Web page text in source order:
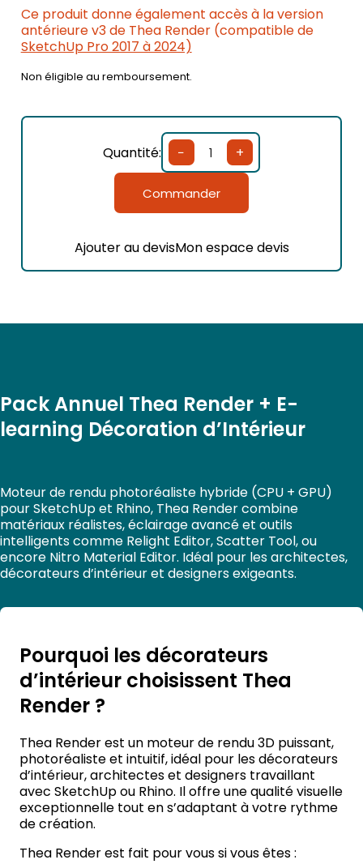
Ce produit donne également accès à la version
antérieure v3 de Thea Render (compatible de
SketchUp Pro 2017 à 2024)
Non éligible au remboursement.
Quantité: quantité
de
Pack
+
E-
learning
licence
− +
Commander
Mon espace devis
Ajouter au devis
Pack Annuel Thea Render + E-
learning Décoration d’Intérieur
Moteur de rendu photoréaliste hybride (CPU + GPU)
pour SketchUp et Rhino, Thea Render combine
matériaux réalistes, éclairage avancé et outils
intelligents comme Relight Editor, Scatter Tool, ou
encore Nitro Material Editor. Idéal pour les architectes,
décorateurs d’intérieur et designers exigeants.
Pourquoi les décorateurs
d’intérieur choisissent Thea
Render ?
Thea Render est un moteur de rendu 3D puissant,
photoréaliste et intuitif, idéal pour les décorateurs
d’intérieur, architectes et designers travaillant
avec SketchUp ou Rhino. Il offre une qualité visuelle
exceptionnelle tout en s’adaptant à votre rythme
de création.
Thea Render est fait pour vous si vous êtes :